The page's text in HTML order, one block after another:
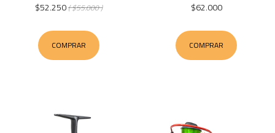
$52.250( $55.000 )
COMPRAR
$62.000
COMPRAR